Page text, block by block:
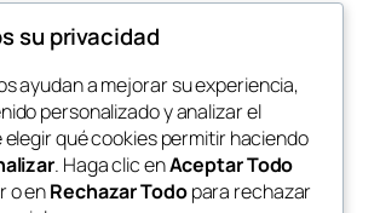
123 4…
Página siguiente
su privacidad
ayudan a mejorar su experiencia,
personalizado y analizar el
qué cookies permitir haciendo
. Haga clic enAceptar Todo
o enRechazar Todopara rechazar